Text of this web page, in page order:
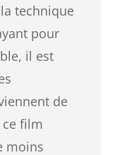
technique
pour
il est
de
ce film
moins